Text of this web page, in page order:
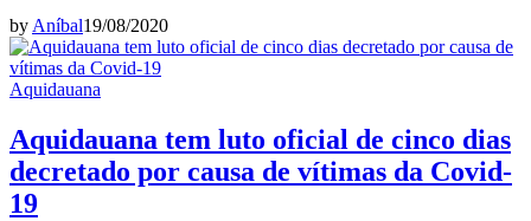
byAníbal19/08/2020
Aquidauana
Aquidauana tem luto oficial de cinco dias
decretado por causa de vítimas da Covid-
19